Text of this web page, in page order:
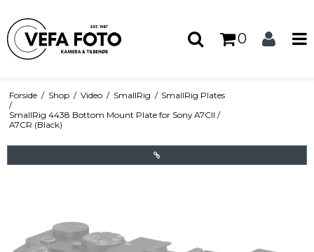
0
Forside / Shop / Video / SmallRig / SmallRig Plates
/
SmallRig 4438 Bottom Mount Plate for Sony A7CII /
A7CR (Black)